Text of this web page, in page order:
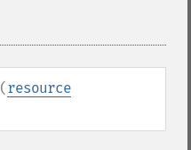
(resource